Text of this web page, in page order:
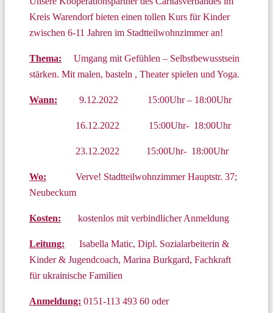
Kreis Warendorf bieten einen tollen Kurs für Kinder
zwischen 6-11 Jahren im Stadtteilwohnzimmer an!
Thema:
Umgang mit Gefühlen – Selbstbewusstsein
stärken. Mit malen, basteln , Theater spielen und Yoga.
Wann: 9.12.2022 15:00Uhr – 18:00Uhr
16.12.2022 15:00Uhr- 18:00Uhr
23.12.2022 15:00Uhr- 18:00Uhr
Wo: Verve! Stadtteilwohnzimmer Hauptstr. 37;
Neubeckum
Kosten: kostenlos mit verbindlicher Anmeldung
Leitung: Isabella Matic, Dipl. Sozialarbeiterin &
Kinder & Jugendcoach, Marina Burkgard, Fachkraft
für ukrainische Familien
Anmeldung: 0151-113 493 60 oder